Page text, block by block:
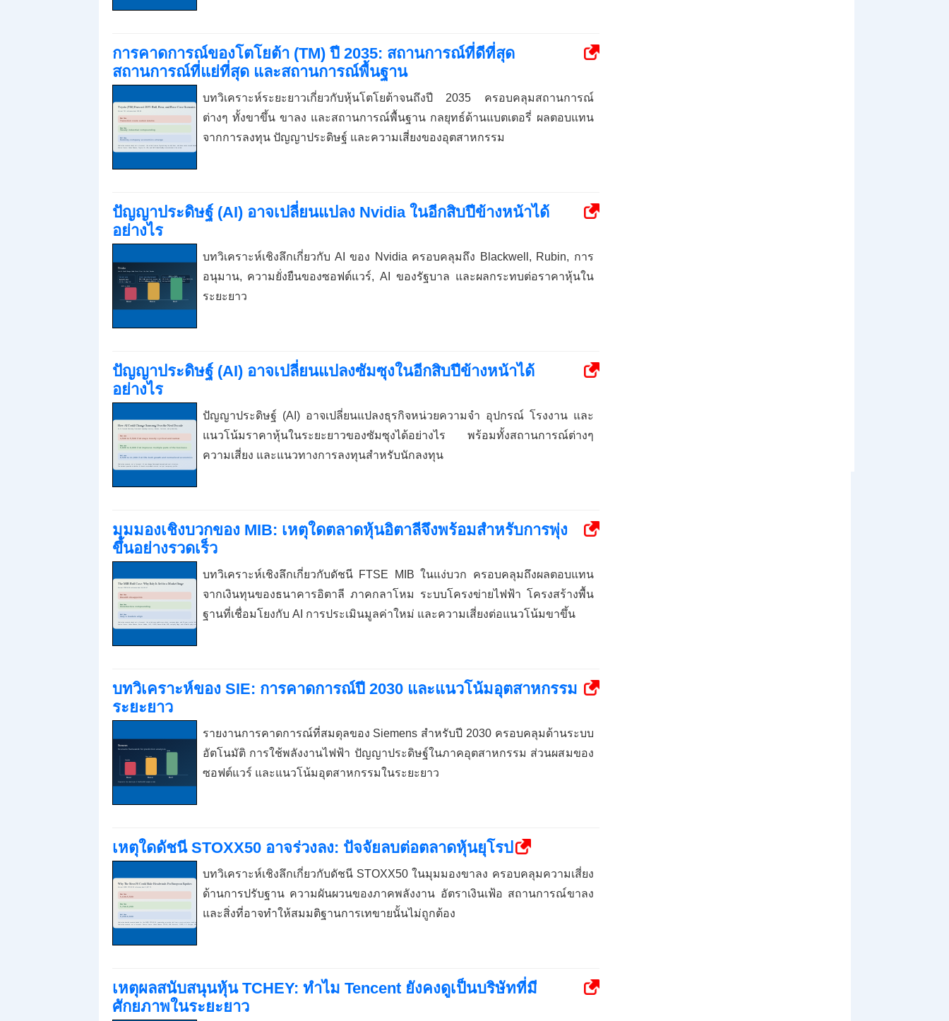
การคาดการณ์ของโตโยต้า (TM) ปี 2035: สถานการณ์ที่ดีที่สุด
สถานการณ์ที่แย่ที่สุด และสถานการณ์พื้นฐาน
บทวิเคราะห์ระยะยาวเกี่ยวกับหุ้นโตโยต้าจนถึงปี 2035 ครอบคลุมสถานการณ์
ต่างๆ ทั้งขาขึ้น ขาลง และสถานการณ์พื้นฐาน กลยุทธ์ด้านแบตเตอรี่ ผลตอบแทน
จากการลงทุน ปัญญาประดิษฐ์ และความเสี่ยงของอุตสาหกรรม
ปัญญาประดิษฐ์ (AI) อาจเปลี่ยนแปลง Nvidia ในอีกสิบปีข้างหน้าได้
อย่างไร
บทวิเคราะห์เชิงลึกเกี่ยวกับ AI ของ Nvidia ครอบคลุมถึง Blackwell, Rubin, การ
อนุมาน, ความยั่งยืนของซอฟต์แวร์, AI ของรัฐบาล และผลกระทบต่อราคาหุ้นใน
ระยะยาว
ปัญญาประดิษฐ์ (AI) อาจเปลี่ยนแปลงซัมซุงในอีกสิบปีข้างหน้าได้
อย่างไร
ปัญญาประดิษฐ์ (AI) อาจเปลี่ยนแปลงธุรกิจหน่วยความจำ อุปกรณ์ โรงงาน และ
แนวโน้มราคาหุ้นในระยะยาวของซัมซุงได้อย่างไร พร้อมทั้งสถานการณ์ต่างๆ
ความเสี่ยง และแนวทางการลงทุนสำหรับนักลงทุน
มุมมองเชิงบวกของ MIB: เหตุใดตลาดหุ้นอิตาลีจึงพร้อมสำหรับการพุ่ง
ขึ้นอย่างรวดเร็ว
บทวิเคราะห์เชิงลึกเกี่ยวกับดัชนี FTSE MIB ในแง่บวก ครอบคลุมถึงผลตอบแทน
จากเงินทุนของธนาคารอิตาลี ภาคกลาโหม ระบบโครงข่ายไฟฟ้า โครงสร้างพื้น
ฐานที่เชื่อมโยงกับ AI การประเมินมูลค่าใหม่ และความเสี่ยงต่อแนวโน้มขาขึ้น
บทวิเคราะห์ของ SIE: การคาดการณ์ปี 2030 และแนวโน้มอุตสาหกรรม
ระยะยาว
รายงานการคาดการณ์ที่สมดุลของ Siemens สำหรับปี 2030 ครอบคลุมด้านระบบ
อัตโนมัติ การใช้พลังงานไฟฟ้า ปัญญาประดิษฐ์ในภาคอุตสาหกรรม ส่วนผสมของ
ซอฟต์แวร์ และแนวโน้มอุตสาหกรรมในระยะยาว
เหตุใดดัชนี STOXX50 อาจร่วงลง: ปัจจัยลบต่อตลาดหุ้นยุโรป
บทวิเคราะห์เชิงลึกเกี่ยวกับดัชนี STOXX50 ในมุมมองขาลง ครอบคลุมความเสี่ยง
ด้านการปรับฐาน ความผันผวนของภาคพลังงาน อัตราเงินเฟ้อ สถานการณ์ขาลง
และสิ่งที่อาจทำให้สมมติฐานการเทขายนั้นไม่ถูกต้อง
เหตุผลสนับสนุนหุ้น TCHEY: ทำไม Tencent ยังคงดูเป็นบริษัทที่มี
ศักยภาพในระยะยาว